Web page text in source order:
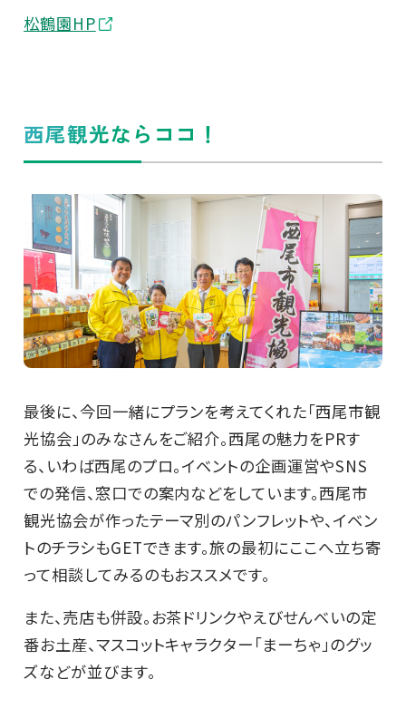
松鶴園HP
西尾観光ならココ！
最後に、今回一緒にプランを考えてくれた「西尾市観
光協会」のみなさんをご紹介。西尾の魅力をPRす
る、いわば西尾のプロ。イベントの企画運営やSNS
での発信、窓口での案内などをしています。西尾市
観光協会が作ったテーマ別のパンフレットや、イベン
トのチラシもGETできます。旅の最初にここへ立ち寄
って相談してみるのもおススメです。
また、売店も併設。お茶ドリンクやえびせんべいの定
番お土産、マスコットキャラクター「まーちゃ」のグッ
ズなどが並びます。